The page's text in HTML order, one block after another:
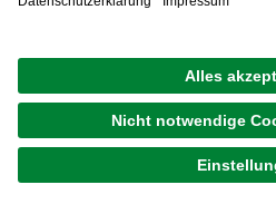
Regenfallrohr